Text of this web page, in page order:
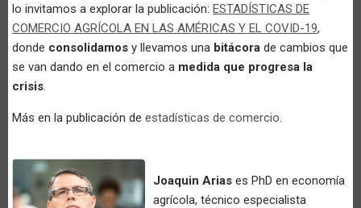
lo invitamos a explorar la publicación: ESTADÍSTICAS DE
COMERCIO AGRÍCOLA EN LAS AMÉRICAS Y EL COVID-19,
donde consolidamos y llevamos una bitácora de cambios que
se van dando en el comercio a medida que progresa la
crisis.
Más en la publicación de estadísticas de comercio.
Joaquin Arias es PhD en economía
agrícola, técnico especialista